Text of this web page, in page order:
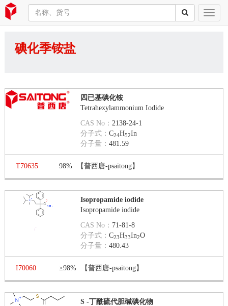
碘化季铵盐
四已基碘化铵
Tetrahexylammonium Iodide
CAS No：2138-24-1
分子式：C24H52In
分子量：481.59
T70635 98% 【普西唐-psaitong】
Isopropamide iodide
Isopropamide iodide
CAS No： 71-81-8
分子式：C23H33In2O
分子量：480.43
I70060 ≥98% 【普西唐-psaitong】
S -丁酰硫代胆碱碘化物